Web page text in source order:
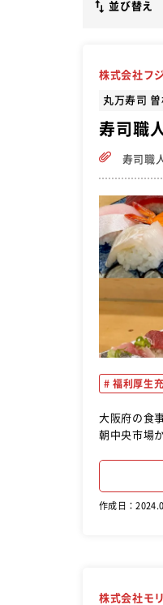
並び替え
株式会社フ
丸万寿司
寿司職
寿司職人
福利厚生
大阪府の食事手当あり
朝中央市場
作成日：
株式会社モ